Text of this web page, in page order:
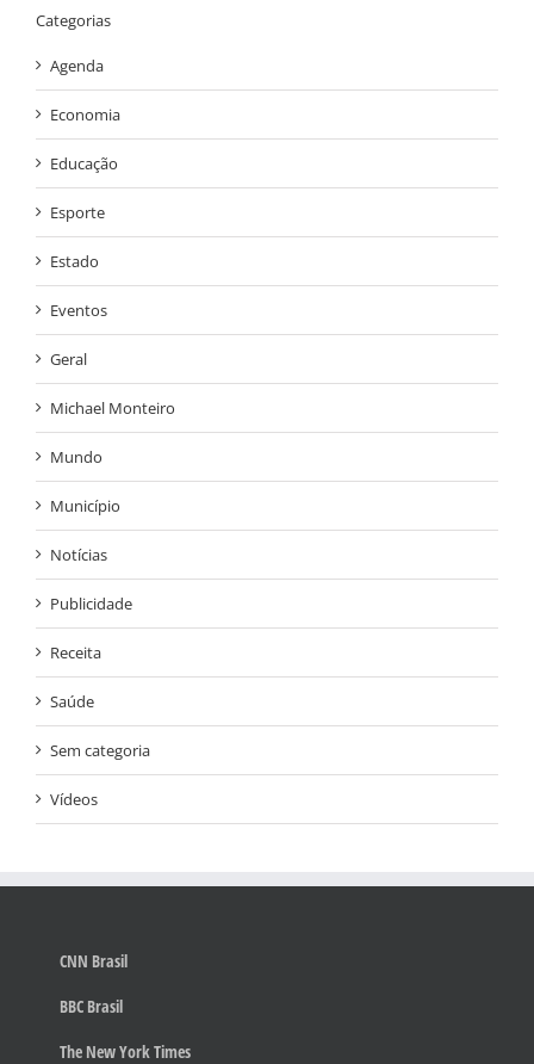
Categorias
Agenda
Economia
Educação
Esporte
Estado
Eventos
Geral
Michael Monteiro
Mundo
Município
Notícias
Publicidade
Receita
Saúde
Sem categoria
Vídeos
CNN Brasil
BBC Brasil
The New York Times